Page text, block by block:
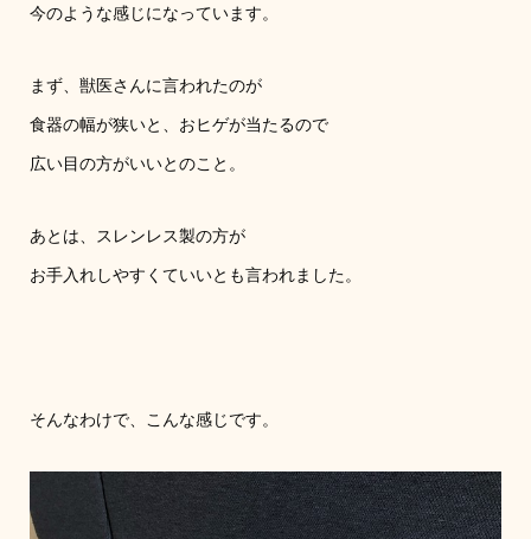
今のような感じになっています。
まず、獣医さんに言われたのが
食器の幅が狭いと、おヒゲが当たるので
広い目の方がいいとのこと。
あとは、スレンレス製の方が
お手入れしやすくていいとも言われました。
そんなわけで、こんな感じです。